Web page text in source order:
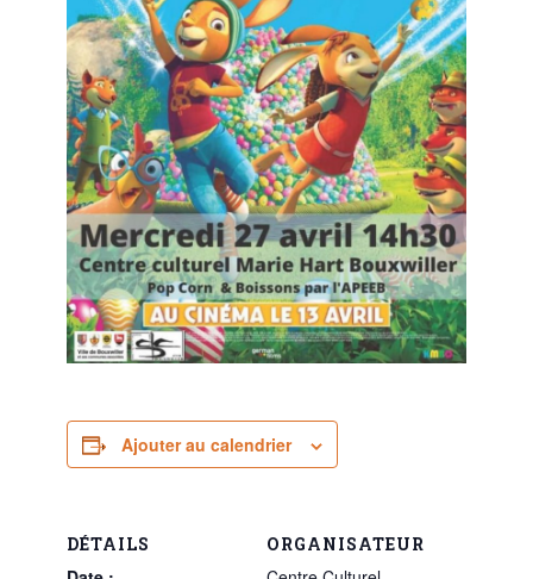
Ajouter au calendrier
DÉTAILS ORGANISATEUR